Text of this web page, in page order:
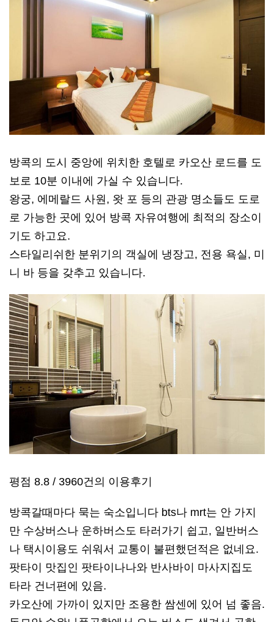
방콕의 도시 중앙에 위치한 호텔로 카오산 로드를 도
보로 10분 이내에 가실 수 있습니다.
왕궁, 에메랄드 사원, 왓 포 등의 관광 명소들도 도로
로 가능한 곳에 있어 방콕 자유여행에 최적의 장소이
기도 하고요.
스타일리쉬한 분위기의 객실에 냉장고, 전용 욕실, 미
니 바 등을 갖추고 있습니다.
평점 8.8 / 3960건의 이용후기
방콕갈때마다 묵는 숙소입니다 bts나 mrt는 안 가지
만 수상버스나 운하버스도 타러가기 쉽고, 일반버스
나 택시이용도 쉬워서 교통이 불편했던적은 없네요.
팟타이 맛집인 팟타이나나와 반사바이 마사지집도
타라 건너편에 있음.
카오산에 가까이 있지만 조용한 쌈센에 있어 넘 좋음.